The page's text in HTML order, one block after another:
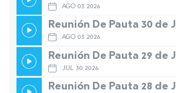
AGO 03 2026
Reunión De Pauta 30 de
AGO 03 2026
Reunión De Pauta 29 de
JUL 30 2026
Reunión De Pauta 28 de